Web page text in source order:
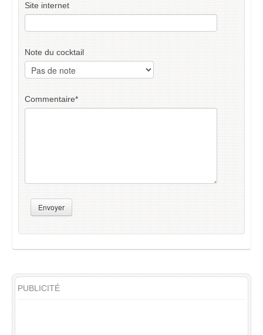
Site internet
Note du cocktail
Commentaire*
Envoyer
PUBLICITÉ